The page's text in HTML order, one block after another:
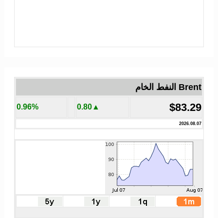
Brent النفط الخام
$83.29
▲0.80
0.96%
2026.08.07